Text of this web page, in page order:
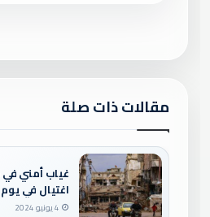
مقالات ذات صلة
اغتيال في
4 يونيو 2024